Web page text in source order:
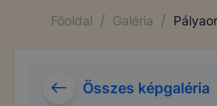
Főoldal / Galéria /
Összes képgaléria